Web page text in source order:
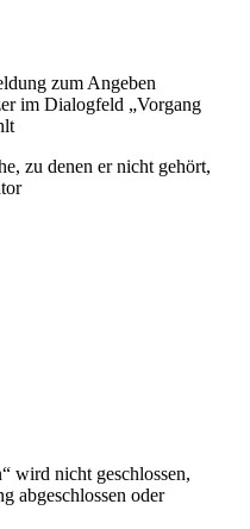
zum Angeben
im Dialogfeld „Vorgang
zu denen er nicht gehört,
wird nicht geschlossen,
abgeschlossen oder